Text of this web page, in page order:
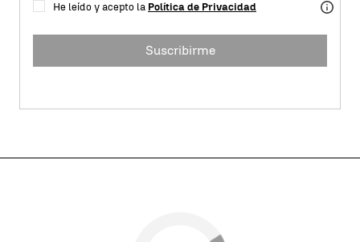
He leído y acepto la Política de Privacidad
Suscribirme